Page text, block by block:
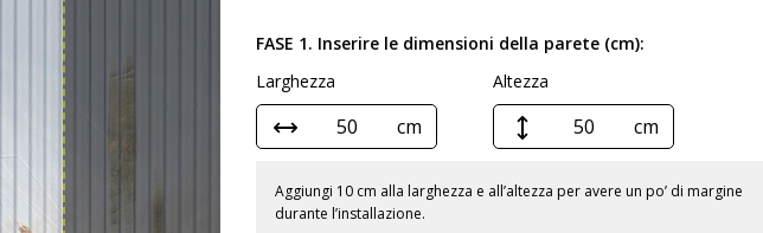
FASE 1. Inserire le dimensioni della parete (cm):
Larghezza
cm
Altezza
cm
Aggiungi 10 cm alla larghezza e all’altezza per avere un po’ di margine
durante l’installazione.